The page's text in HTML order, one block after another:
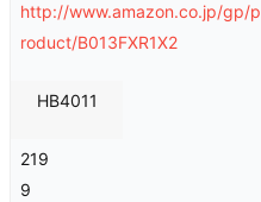
http://www.amazon.co.jp/gp/p
roduct/B013FXR1X2
HB4011
219
9